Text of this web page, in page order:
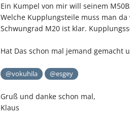
Ein Kumpel von mir will seinem
Welche Kupplungsteile muss man da
Schwungrad M20 ist klar.
Hat Das schon mal jemand gemacht
@vokuhila @esgey
Gruß und danke schon mal,
Klaus